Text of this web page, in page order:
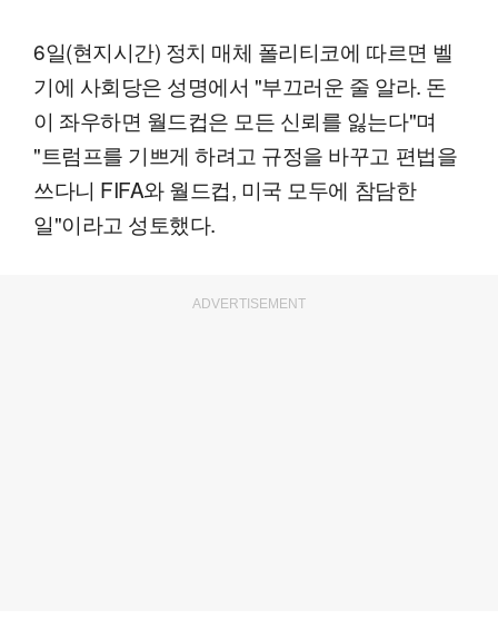
6일(현지시간) 정치 매체 폴리티코에 따르면 벨
기에 사회당은 성명에서 "부끄러운 줄 알라. 돈
이 좌우하면 월드컵은 모든 신뢰를 잃는다"며
"트럼프를 기쁘게 하려고 규정을 바꾸고 편법을
쓰다니 FIFA와 월드컵, 미국 모두에 참담한
일"이라고 성토했다.
ADVERTISEMENT